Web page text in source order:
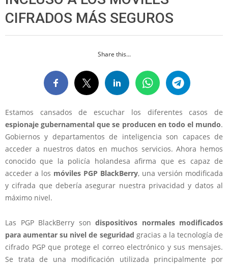
CIFRADOS MÁS SEGUROS
Share this...
Estamos cansados de escuchar los diferentes casos de
espionaje gubernamental que se producen en todo el mundo.
Gobiernos y departamentos de inteligencia son capaces de
acceder a nuestros datos en muchos servicios. Ahora hemos
conocido que la policía holandesa afirma que es capaz de
acceder a los móviles PGP BlackBerry, una versión modificada
y cifrada que debería asegurar nuestra privacidad y datos al
máximo nivel.
Las PGP BlackBerry son dispositivos normales modificados
para aumentar su nivel de seguridad gracias a la tecnología de
cifrado PGP que protege el correo electrónico y sus mensajes.
Se trata de una modificación utilizada principalmente por